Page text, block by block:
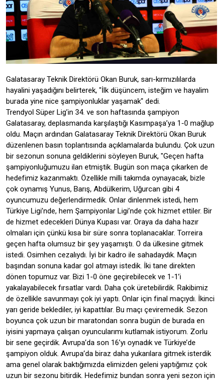
Galatasaray Teknik Direktörü Okan Buruk, sarı-kırmızılılarda
hayalini yaşadığını belirterek, "İlk düşüncem, isteğim ve hayalim
burada yine nice şampiyonluklar yaşamak" dedi.
Trendyol Süper Lig’in 34. ve son haftasında şampiyon
Galatasaray, deplasmanda karşılaştığı Kasımpaşa’ya 1-0 mağlup
oldu. Maçın ardından Galatasaray Teknik Direktörü Okan Buruk
düzenlenen basın toplantısında açıklamalarda bulundu. Çok uzun
bir sezonun sonuna geldiklerini söyleyen Buruk, "Geçen hafta
şampiyonluğumuzu ilan etmiştik. Bugün son maça çıkarken de
hedefimiz kazanmaktı. Özellikle milli takımda oynayacak, bizle
çok oynamış Yunus, Barış, Abdülkerim, Uğurcan gibi 4
oyuncumuzu değerlendirmedik. Onlar dinlenmek istedi, hem
Türkiye Ligi’nde, hem Şampiyonlar Ligi’nde çok hizmet ettiler. Bir
de hizmet edecekleri Dünya Kupası var. Oraya da daha hazır
olmaları için çünkü kısa bir süre sonra toplanacaklar. Torreira
geçen hafta olumsuz bir şey yaşamıştı. O da ülkesine gitmek
istedi. Osimhen cezalıydı. İyi bir kadro ile sahadaydık. Maçın
başından sonuna kadar gol atmayı istedik. İki tane direkten
dönen topumuz var. Bizi 1-0 öne geçirebilecek ve 1-1’i
yakalayabilecek fırsatlar vardı. Daha çok üretebilirdik. Rakibimiz
de özellikle savunmayı çok iyi yaptı. Onlar için final maçıydı. İkinci
yarı geride beklediler, iyi kapattılar. Bu maçı çeviremedik. Sezon
boyunca çok uzun bir maratondan sonra bugün de burada en
iyisini yapmaya çalışan oyuncularımı kutlamak istiyorum. Zorlu
bir sene geçirdik. Avrupa’da son 16’yı oynadık ve Türkiye’de
şampiyon olduk. Avrupa’da biraz daha yukarılara gitmek isterdik
ama genel olarak baktığımızda elimizden geleni yaptığımız çok
uzun bir sezonu bitirdik. Hedefimiz bundan sonra yeni sezon için